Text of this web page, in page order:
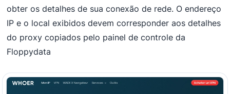
obter os detalhes de sua conexão de rede. O endereço
IP e o local exibidos devem corresponder aos detalhes
do proxy copiados pelo painel de controle da
Floppydata